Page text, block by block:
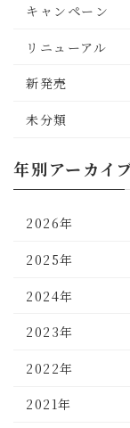
キャンペーン
リニューアル
新発売
未分類
年別アーカイ
2026年
2025年
2024年
2023年
2022年
2021年